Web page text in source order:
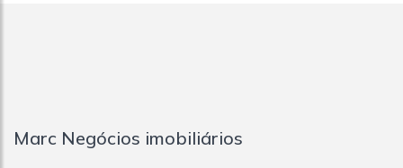
Marc Negócios imobiliários